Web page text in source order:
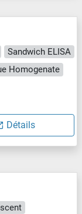
Sandwich ELISA
Homogenate
Détails